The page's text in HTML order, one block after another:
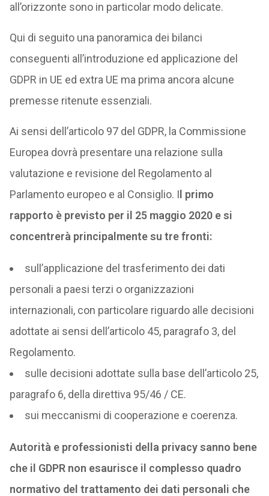
all’orizzonte sono in particolar modo delicate.
Qui di seguito una panoramica dei bilanci
conseguenti all’introduzione ed applicazione del
GDPR in UE ed extra UE ma prima ancora alcune
premesse ritenute essenziali.
Ai sensi dell’articolo 97 del GDPR, la Commissione
Europea dovrà presentare una relazione sulla
valutazione e revisione del Regolamento al
Parlamento europeo e al Consiglio. I l primo
rapporto è previsto per il 25 maggio 2020 e si
concentrerà principalmente su tre fronti:
sull’applicazione del trasferimento dei dati
personali a paesi terzi o organizzazioni
internazionali, con particolare riguardo alle decisioni
adottate ai sensi dell’articolo 45, paragrafo 3, del
Regolamento.
sulle decisioni adottate sulla base dell’articolo 25,
paragrafo 6, della direttiva 95/46 / CE.
sui meccanismi di cooperazione e coerenza.
Autorità e professionisti della privacy sanno bene
che il GDPR non esaurisce il complesso quadro
normativo del trattamento dei dati personali che